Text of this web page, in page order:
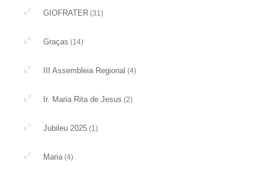
GIOFRATER (31)
Graças (14)
III Assembleia Regional (4)
Ir. Maria Rita de Jesus (2)
Jubileu 2025 (1)
Maria(4)